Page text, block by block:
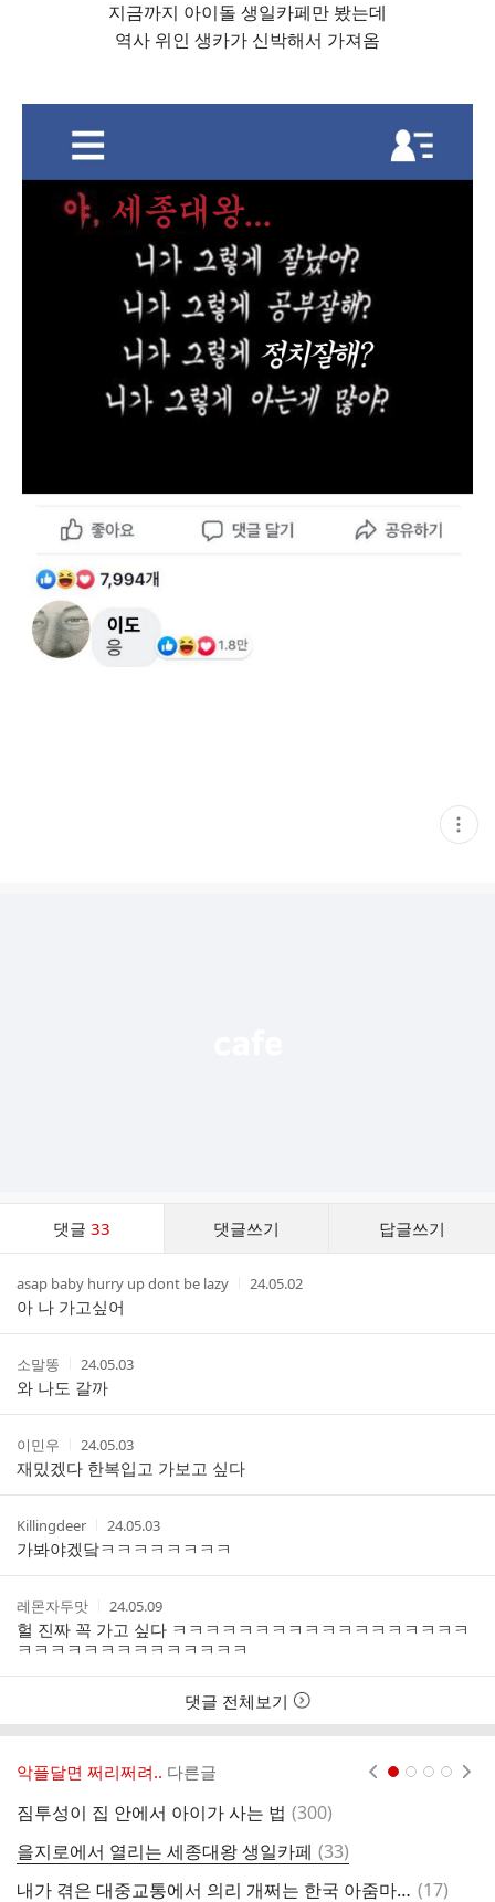
지금까지 아이돌 생일카페만 봤는데
역사 위인 생카가 신박해서 가져옴
현
재
댓글33 댓글쓰기 답글쓰기
스
작
성
자
asap baby hurry up dont be lazy
작
간
24.05.02
아 나 가고싶어
작
성
자
소말똥
작
성
시
간
24.05.03
와 나도 갈까
작
성
자
이민우
작
성
시
간
24.05.03
재밌겠다 한복입고 가보고 싶다
작
성
자
Killingdeer
작
성
시
간
24.05.03
가봐야겠닼ㅋㅋㅋㅋㅋㅋㅋㅋ
작
성
자
레몬자두맛
작
성
시
간
24.05.09
헐 진짜 꼭 가고 싶다 ㅋㅋㅋㅋㅋㅋㅋㅋㅋㅋㅋㅋㅋㅋㅋㅋㅋㅋ
ㅋㅋㅋㅋㅋㅋㅋㅋㅋㅋㅋㅋㅋㅋ
댓글 전체보기
악플달면 쩌리쩌려.. 다른글
짐투성이 집 안에서 아이가 사는 법 댓
(300)
을지로에서 열리는 세종대왕 생일카페 댓
글
(33)
내가 겪은 대중교통에서 의리 개쩌는 한국 아줌마 3분 댓
(17)